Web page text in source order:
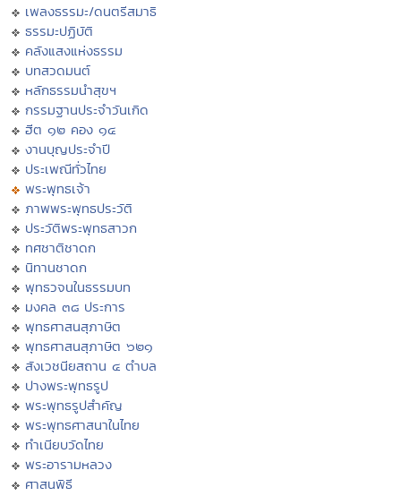
เพลงธรรมะ/ดนตรีสมาธิ
ธรรมะปฏิบัติ
คลังแสงแห่งธรรม
บทสวดมนต์
หลักธรรมนำสุขฯ
กรรมฐานประจำวันเกิด
ฮีต ๑๒ คอง ๑๔
งานบุญประจำปี
ประเพณีทั่วไทย
พระพุทธเจ้า
ภาพพระพุทธประวัติ
ประวัติพระพุทธสาวก
ทศชาติชาดก
นิทานชาดก
พุทธวจนในธรรมบท
มงคล ๓๘ ประการ
พุทธศาสนสุภาษิต
พุทธศาสนสุภาษิต ๖๒๑
สังเวชนียสถาน ๔ ตำบล
ปางพระพุทธรูป
พระพุทธรูปสำคัญ
พระพุทธศาสนาในไทย
ทำเนียบวัดไทย
พระอารามหลวง
ศาสนพิธี